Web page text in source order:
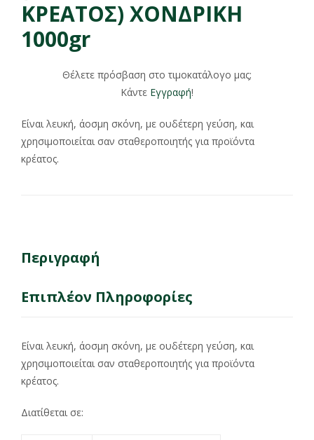
ΚΡΕΑΤΟΣ) ΧΟΝΔΡΙΚΗ
1000gr
Θέλετε πρόσβαση στο τιμοκατάλογο μας;
Κάντε Εγγραφή!
Είναι λευκή, άοσμη σκόνη, με ουδέτερη γεύση, και
χρησιμοποιείται σαν σταθεροποιητής για προϊόντα
κρέατος.
Περιγραφή
Επιπλέον Πληροφορίες
Είναι λευκή, άοσμη σκόνη, με ουδέτερη γεύση, και
χρησιμοποιείται σαν σταθεροποιητής για προϊόντα
κρέατος.
Διατίθεται σε: